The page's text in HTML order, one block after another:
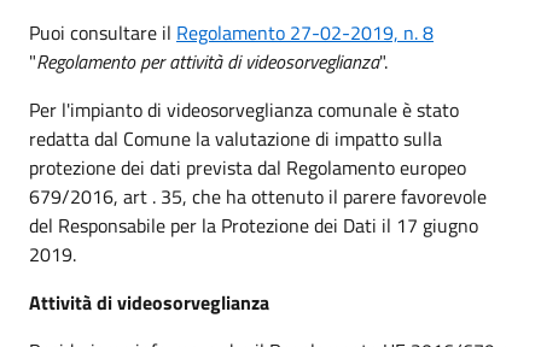
Puoi consultare il Regolamento 27-02-2019, n. 8
"Regolamento per attività di videosorveglianza".
Per l'impianto di videosorveglianza comunale è stato
redatta dal Comune la valutazione di impatto sulla
protezione dei dati prevista dal Regolamento europeo
679/2016, art . 35, che ha ottenuto il parere favorevole
del Responsabile per la Protezione dei Dati il 17 giugno
2019.
Attività di videosorveglianza